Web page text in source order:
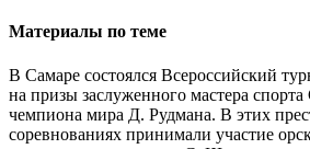
Материалы по теме
В Самаре состоялся Всероссийский
на призы заслуженного мастера
чемпиона мира Д. Рудмана. В этих
соревнованиях принимали участие